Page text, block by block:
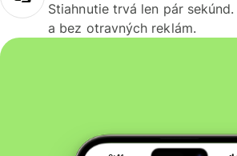
Stiahnutie trvá len pár
a bez otravných reklám.